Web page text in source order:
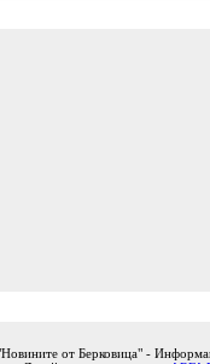
от Берковица" -